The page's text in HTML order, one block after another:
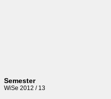
Semester
WiSe 2012 / 13